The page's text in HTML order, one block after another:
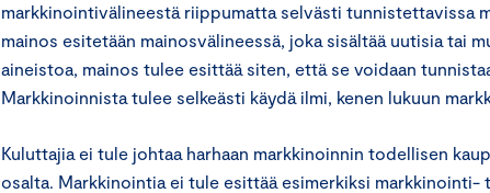
markkinointivälineestä riippumatta selvästi tunnistettavissa
mainos esitetään mainosvälineessä, joka sisältää uutisia tai
aineistoa, mainos tulee esittää siten, että se voidaan
Markkinoinnista tulee selkeästi käydä ilmi, kenen lukuun
Kuluttajia ei tule johtaa harhaan markkinoinnin todellisen
osalta. Markkinointia ei tule esittää esimerkiksi markkinointi-